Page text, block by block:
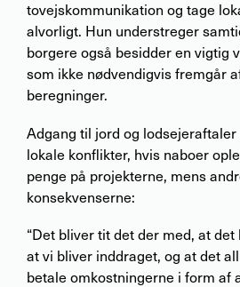
tovejskommunikation og tage
alvorligt. Hun understreger
borgere også besidder en vigtig
som ikke nødvendigvis fremgår
beregninger.
Adgang til jord og lodsejeraftaler
lokale konflikter, hvis naboer
penge på projekterne, mens
konsekvenserne:
“Det bliver tit det der med, at
at vi bliver inddraget, og at det
betale omkostningerne i form af